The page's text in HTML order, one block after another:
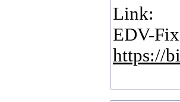
Link:
EDV-
https://